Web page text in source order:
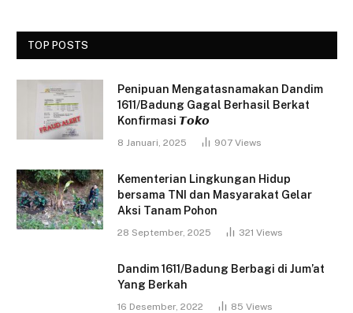
TOP POSTS
Penipuan Mengatasnamakan Dandim
1611/Badung Gagal Berhasil Berkat
Konfirmasi 𝙏𝙤𝙠𝙤
8 Januari, 2025 907 Views
Kementerian Lingkungan Hidup
bersama TNI dan Masyarakat Gelar
Aksi Tanam Pohon
28 September, 2025 321 Views
Dandim 1611/Badung Berbagi di Jum’at
Yang Berkah
16 Desember, 2022 85 Views